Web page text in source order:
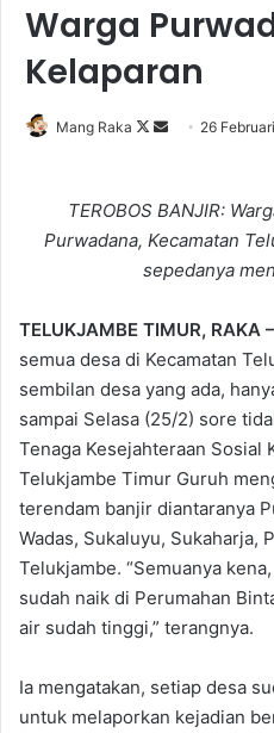
Warga
Kelaparan
Mang Raka
Follow
Send 26
TEROBOS BANJIR:
Purwadana, Kecamatan
sepedanya
TELUKJAMBE TIMUR, RAKA –
semua desa di Kecamatan
sembilan desa yang ada,
sampai Selasa (25/2) sore
Tenaga Kesejahteraan Sosial
Telukjambe Timur Guruh
terendam banjir diantaranya
Wadas, Sukaluyu, Sukaharja,
Telukjambe. “Semuanya
sudah naik di Perumahan
air sudah tinggi,” terangnya.
Ia mengatakan, setiap desa
untuk melaporkan kejadian